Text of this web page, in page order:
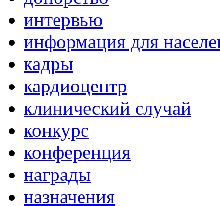
интервью
информация для
кадры
кардиоцентр
клинический случай
конкурс
конференция
награды
назначения